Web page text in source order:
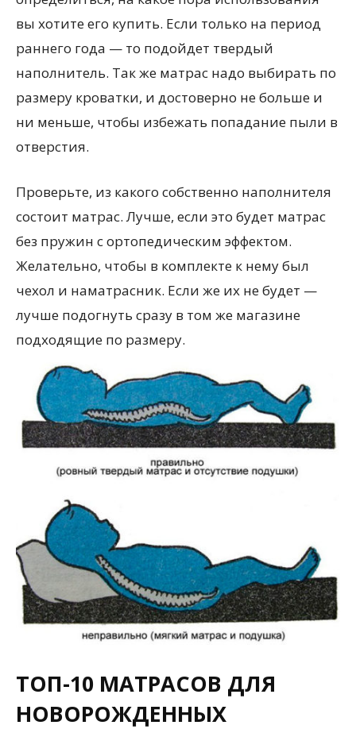
вы хотите его купить. Если только на период
раннего года — то подойдет твердый
наполнитель. Так же матрас надо выбирать по
размеру кроватки, и достоверно не больше и
ни меньше, чтобы избежать попадание пыли в
отверстия.
Проверьте, из какого собственно наполнителя
состоит матрас. Лучше, если это будет матрас
без пружин с ортопедическим эффектом.
Желательно, чтобы в комплекте к нему был
чехол и наматрасник. Если же их не будет —
лучше подогнуть сразу в том же магазине
подходящие по размеру.
ТОП-10 МАТРАСОВ ДЛЯ
НОВОРОЖДЕННЫХ